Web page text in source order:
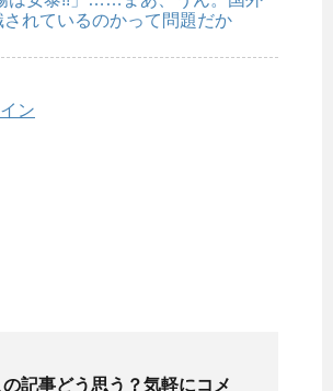
れているのかって問題だか
ン
の記事どう思う？気軽にコメ